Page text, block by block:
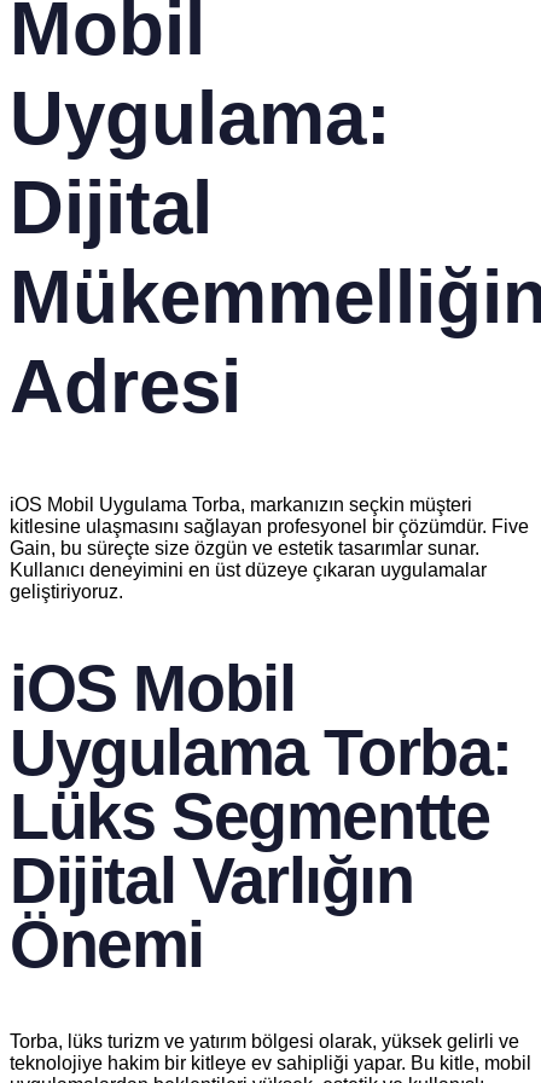
Mobil
Uygulama:
Dijital
Adresi
iOS Mobil Uygulama Torba, markanızın seçkin müşteri
kitlesine ulaşmasını sağlayan profesyonel bir çözümdür. Five
Gain, bu süreçte size özgün ve estetik tasarımlar sunar.
Kullanıcı deneyimini en üst düzeye çıkaran uygulamalar
geliştiriyoruz.
iOS Mobil
Uygulama Torba:
Lüks Segmentte
Dijital Varlığın
Önemi
Torba, lüks turizm ve yatırım bölgesi olarak, yüksek gelirli ve
teknolojiye hakim bir kitleye ev sahipliği yapar. Bu kitle, mobil